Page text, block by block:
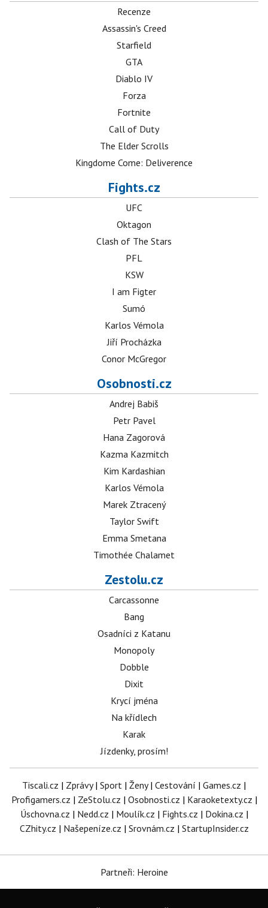
Recenze
Assassin's Creed
Starfield
GTA
Diablo IV
Forza
Fortnite
Call of Duty
The Elder Scrolls
Kingdome Come: Deliverence
Fights.cz
UFC
Oktagon
Clash of The Stars
PFL
KSW
I am Figter
Sumó
Karlos Vémola
Jiří Procházka
Conor McGregor
Osobnosti.cz
Andrej Babiš
Petr Pavel
Hana Zagorová
Kazma Kazmitch
Kim Kardashian
Karlos Vémola
Marek Ztracený
Taylor Swift
Emma Smetana
Timothée Chalamet
Zestolu.cz
Carcassonne
Bang
Osadníci z Katanu
Monopoly
Dobble
Dixit
Krycí jména
Na křídlech
Karak
Jízdenky, prosím!
Tiscali.cz | Zprávy| Sport | Ženy| Cestování | Games.cz |
Profigamers.cz | ZeStolu.cz | Osobnosti.cz | Karaoketexty.cz |
Úschovna.cz | Nedd.cz | Moulík.cz | Fights.cz | Dokina.cz |
CZhity.cz | Našepeníze.cz | Srovnám.cz | StartupInsider.cz
Partneři: Heroine